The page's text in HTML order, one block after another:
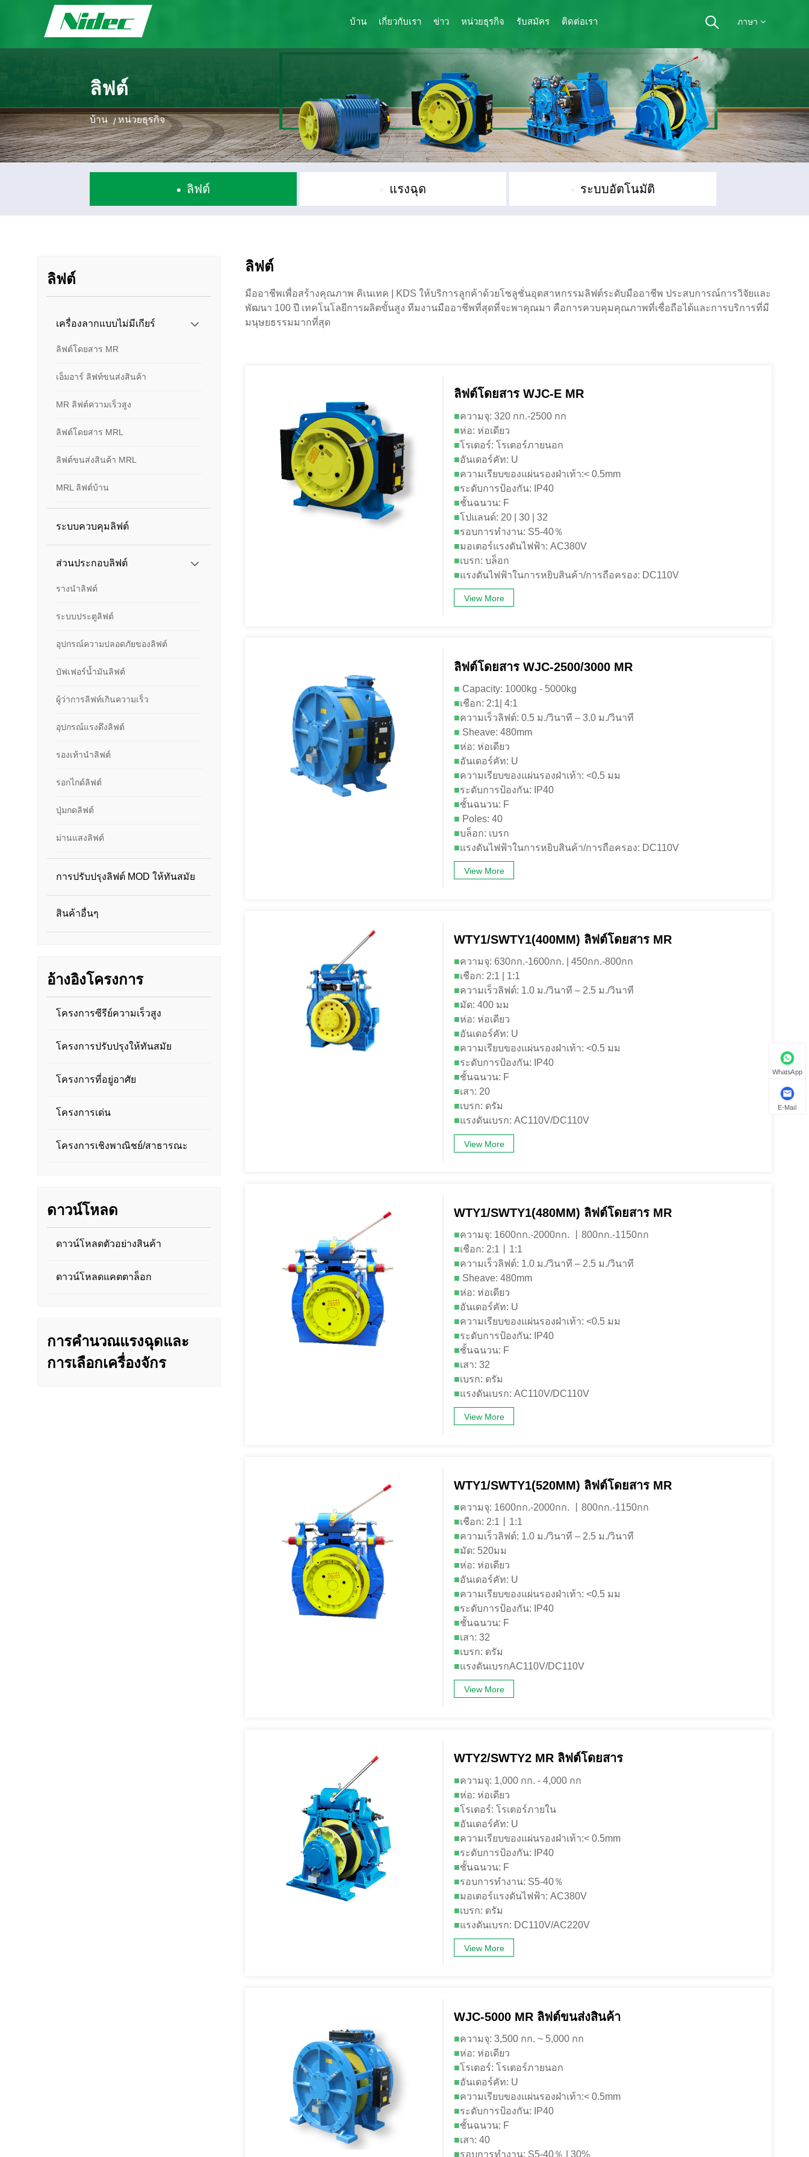
ภาษา
บ้าน เกี่ยวกับเรา ข่าว หน่วยธุรกิจ รับสมัคร ติดต่อเรา
ลิฟต์
บ้าน /หน่วยธุรกิจ
ลิฟต์ แรงฉุด ระบบอัตโนมัติ
ลิฟต์
เครื่องลากแบบไม่มีเกียร์
ลิฟต์โดยสาร MR
เอ็มอาร์ ลิฟท์ขนส่งสินค้า
MR ลิฟต์ความเร็วสูง
ลิฟต์โดยสาร MRL
ลิฟต์ขนส่งสินค้า MRL
MRL ลิฟต์บ้าน
ระบบควบคุมลิฟต์
ส่วนประกอบลิฟต์
รางนำลิฟต์
ระบบประตูลิฟต์
อุปกรณ์ความปลอดภัยของลิฟต์
บัฟเฟอร์น้ำมันลิฟต์
ผู้ว่าการลิฟท์เกินความเร็ว
อุปกรณ์แรงดึงลิฟต์
รองเท้านำลิฟต์
รอกไกด์ลิฟต์
ปุ่มกดลิฟต์
ม่านแสงลิฟต์
การปรับปรุงลิฟต์ MOD ให้ทันสมัย
สินค้าอื่นๆ
อ้างอิงโครงการ
โครงการซีรีย์ความเร็วสูง
โครงการปรับปรุงให้ทันสมัย
โครงการที่อยู่อาศัย
โครงการเด่น
โครงการเชิงพาณิชย์/สาธารณะ
ดาวน์โหลด
ดาวน์โหลดตัวอย่างสินค้า
ดาวน์โหลดแคตตาล็อก
การคำนวณแรงฉุดและ
การเลือกเครื่องจักร
ลิฟต์
มืออาชีพเพื่อสร้างคุณภาพ คิเนเทค | KDS ให้บริการลูกค้าด้วยโซลูชั่นอุตสาหกรรมลิฟต์ระดับมืออาชีพ ประสบการณ์การวิจัยและ
พัฒนา 100 ปี เทคโนโลยีการผลิตขั้นสูง ทีมงานมืออาชีพที่สุดที่จะพาคุณมา คือการควบคุมคุณภาพที่เชื่อถือได้และการบริการที่มี
มนุษยธรรมมากที่สุด
ลิฟต์โดยสาร WJC-E MR
■ความจุ: 320 กก.-2500 กก
■ห่อ: ห่อเดียว
■โรเตอร์: โรเตอร์ภายนอก
■อันเดอร์คัท: U
■ความเรียบของแผ่นรองฝ่าเท้า:< 0.5mm
■ระดับการป้องกัน: IP40
■ชั้นฉนวน: F
■โปแลนด์: 20 | 30 | 32
■รอบการทำงาน: S5-40％
■มอเตอร์แรงดันไฟฟ้า: AC380V
■เบรก: บล็อก
■แรงดันไฟฟ้าในการหยิบสินค้า/การถือครอง: DC110V
View More
ลิฟต์โดยสาร WJC-2500/3000 MR
■ Capacity: 1000kg - 5000kg
■เชือก: 2:1| 4:1
■ความเร็วลิฟต์: 0.5 ม./วินาที – 3.0 ม./วินาที
■ Sheave: 480mm
■ห่อ: ห่อเดียว
■อันเดอร์คัท: U
■ความเรียบของแผ่นรองฝ่าเท้า: <0.5 มม
■ระดับการป้องกัน: IP40
■ชั้นฉนวน: F
■ Poles: 40
■บล็อก: เบรก
■แรงดันไฟฟ้าในการหยิบสินค้า/การถือครอง: DC110V
View More
WTY1/SWTY1(400MM) ลิฟต์โดยสาร MR
■ความจุ: 630กก.-1600กก. | 450กก.-800กก
■เชือก: 2:1 | 1:1
■ความเร็วลิฟต์: 1.0 ม./วินาที – 2.5 ม./วินาที
■มัด: 400 มม
■ห่อ: ห่อเดียว
■อันเดอร์คัท: U
■ความเรียบของแผ่นรองฝ่าเท้า: <0.5 มม
■ระดับการป้องกัน: IP40
■ชั้นฉนวน: F
■เสา: 20
■เบรก: ดรัม
■แรงดันเบรก: AC110V/DC110V
View More
WTY1/SWTY1(480MM) ลิฟต์โดยสาร MR
■ความจุ: 1600กก.-2000กก. 丨800กก.-1150กก
■เชือก: 2:1丨1:1
■ความเร็วลิฟต์: 1.0 ม./วินาที – 2.5 ม./วินาที
■ Sheave: 480mm
■ห่อ: ห่อเดียว
■อันเดอร์คัท: U
■ความเรียบของแผ่นรองฝ่าเท้า: <0.5 มม
■ระดับการป้องกัน: IP40
■ชั้นฉนวน: F
■เสา: 32
■เบรก: ดรัม
■แรงดันเบรก: AC110V/DC110V
View More
WTY1/SWTY1(520MM) ลิฟต์โดยสาร MR
■ความจุ: 1600กก.-2000กก. 丨800กก.-1150กก
■เชือก: 2:1丨1:1
■ความเร็วลิฟต์: 1.0 ม./วินาที – 2.5 ม./วินาที
■มัด: 520มม
■ห่อ: ห่อเดียว
■อันเดอร์คัท: U
■ความเรียบของแผ่นรองฝ่าเท้า: <0.5 มม
■ระดับการป้องกัน: IP40
■ชั้นฉนวน: F
■เสา: 32
■เบรก: ดรัม
■แรงดันเบรกAC110V/DC110V
View More
WTY2/SWTY2 MR ลิฟต์โดยสาร
■ความจุ: 1,000 กก. - 4,000 กก
■ห่อ: ห่อเดียว
■โรเตอร์: โรเตอร์ภายใน
■อันเดอร์คัท: U
■ความเรียบของแผ่นรองฝ่าเท้า:< 0.5mm
■ระดับการป้องกัน: IP40
■ชั้นฉนวน: F
■รอบการทำงาน: S5-40％
■มอเตอร์แรงดันไฟฟ้า: AC380V
■เบรก: ดรัม
■แรงดันเบรก: DC110V/AC220V
View More
WJC-5000 MR ลิฟต์ขนส่งสินค้า
■ความจุ: 3,500 กก. ~ 5,000 กก
■ห่อ: ห่อเดียว
■โรเตอร์: โรเตอร์ภายนอก
■อันเดอร์คัท: U
■ความเรียบของแผ่นรองฝ่าเท้า:< 0.5mm
■ระดับการป้องกัน: IP40
■ชั้นฉนวน: F
■เสา: 40
■รอบการทำงาน: S5-40％ | 30%
WhatsApp
E-Mail